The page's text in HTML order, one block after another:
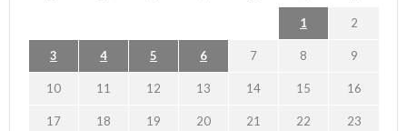
1 2
3 4 5 6 7 8 9
10 11 12 13 14 15 16
17 18 19 20 21 22 23